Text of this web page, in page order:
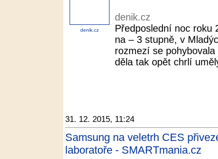
denik.cz
denik.cz
Předposlední noc roku
na – 3 stupně, v
rozmezí se
děla tak opět chrlí
31. 12. 2015, 11:24
Samsung na veletrh CES
laboratoře - SMARTmania.cz